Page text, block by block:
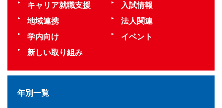
キャリア就職支援
入試情報
地域連携
法人関連
学内向け
イベント
新しい取り組み
年別一覧